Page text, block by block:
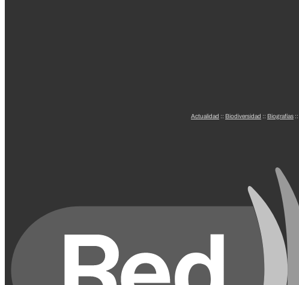
Actualidad :: Biodiversidad :: Biografías ::